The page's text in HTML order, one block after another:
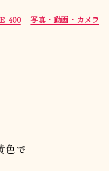
400 写真・動画・カメラ
色で